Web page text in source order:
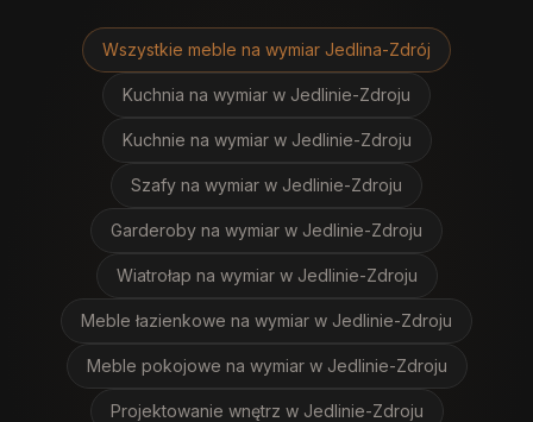
Wszystkie meble na wymiar Jedlina-Zdrój
Kuchnia na wymiar w Jedlinie-Zdroju
Kuchnie na wymiar w Jedlinie-Zdroju
Szafy na wymiar w Jedlinie-Zdroju
Garderoby na wymiar w Jedlinie-Zdroju
Wiatrołap na wymiar w Jedlinie-Zdroju
Meble łazienkowe na wymiar w Jedlinie-Zdroju
Meble pokojowe na wymiar w Jedlinie-Zdroju
Projektowanie wnętrz w Jedlinie-Zdroju